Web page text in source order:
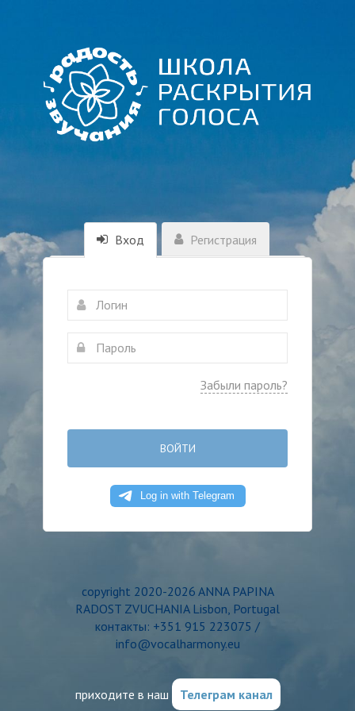
Вход Регистрация
Забыли пароль?
ВОЙТИ
copyright 2020-2026 ANNA PAPINA
RADOST ZVUCHANIA Lisbon, Portugal
контакты: +351 915 223075 /
info@vocalharmony.eu
приходите в наш Телеграм канал